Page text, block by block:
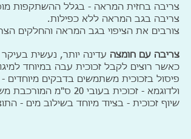
צריבה בחזית המראה - בגלל ההשתקפות
צריבה בגב המראה ללא כפילות.
צורבים את הציפוי בגב המראה והחלקים
צריבה עם חומצה עדינה יותר, נעשית
כאשר רוצים לקבל זכוכית עבה במיוחד
פיסול בזכוכית משתמשים בדבקים מיוחדים
ולדוגמא - זכוכית בעובי 20 ס"מ המורכבת משכבות ומפוסלת מכל הצדדים.
שיוף זכוכית - בציוד מיוחד בשילוב מים -